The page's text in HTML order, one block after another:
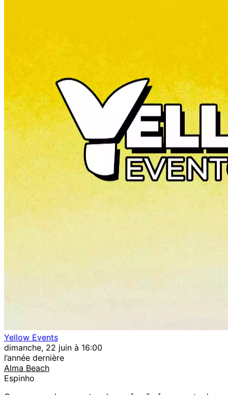
Yellow Events
dimanche, 22 juin à 16:00
l’année dernière
Alma Beach
Espinho